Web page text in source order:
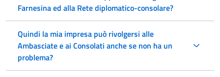
Farnesina ed alla Rete diplomatico-consolare?
Quindi la mia impresa può rivolgersi alle
Ambasciate e ai Consolati anche se non ha un
problema?